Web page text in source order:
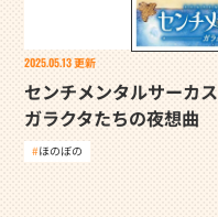
2025.05.13更新
センチメンタルサーカス
ガラクタたちの夜想曲
ほのぼの